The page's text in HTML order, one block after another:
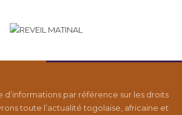
d’informations par référence sur les droits
toute l’actualité togolaise, africaine et